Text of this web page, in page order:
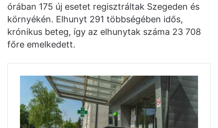
órában 175 új esetet regisztráltak Szegeden és
környékén. Elhunyt 291 többségében idős,
krónikus beteg, így az elhunytak száma 23 708
főre emelkedett.